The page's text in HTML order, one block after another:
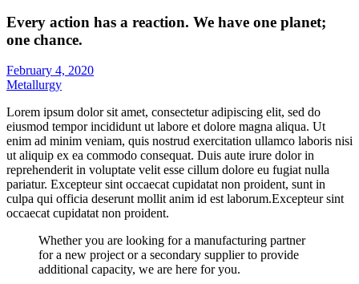
Every action has a reaction. We have one planet;
one chance.
February 4, 2020
Metallurgy
Lorem ipsum dolor sit amet, consectetur adipiscing elit, sed do
eiusmod tempor incididunt ut labore et dolore magna aliqua. Ut
enim ad minim veniam, quis nostrud exercitation ullamco laboris nisi
ut aliquip ex ea commodo consequat. Duis aute irure dolor in
reprehenderit in voluptate velit esse cillum dolore eu fugiat nulla
pariatur. Excepteur sint occaecat cupidatat non proident, sunt in
culpa qui officia deserunt mollit anim id est laborum.Excepteur sint
occaecat cupidatat non proident.
Whether you are looking for a manufacturing partner
for a new project or a secondary supplier to provide
additional capacity, we are here for you.